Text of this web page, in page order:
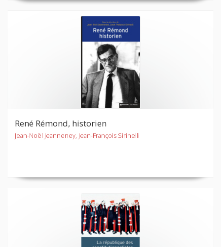
René Rémond, historien
Jean-Noël Jeanneney, Jean-François Sirinelli